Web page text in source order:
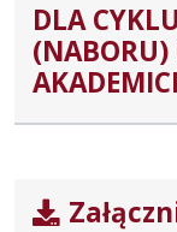
DLA
(NABORU)